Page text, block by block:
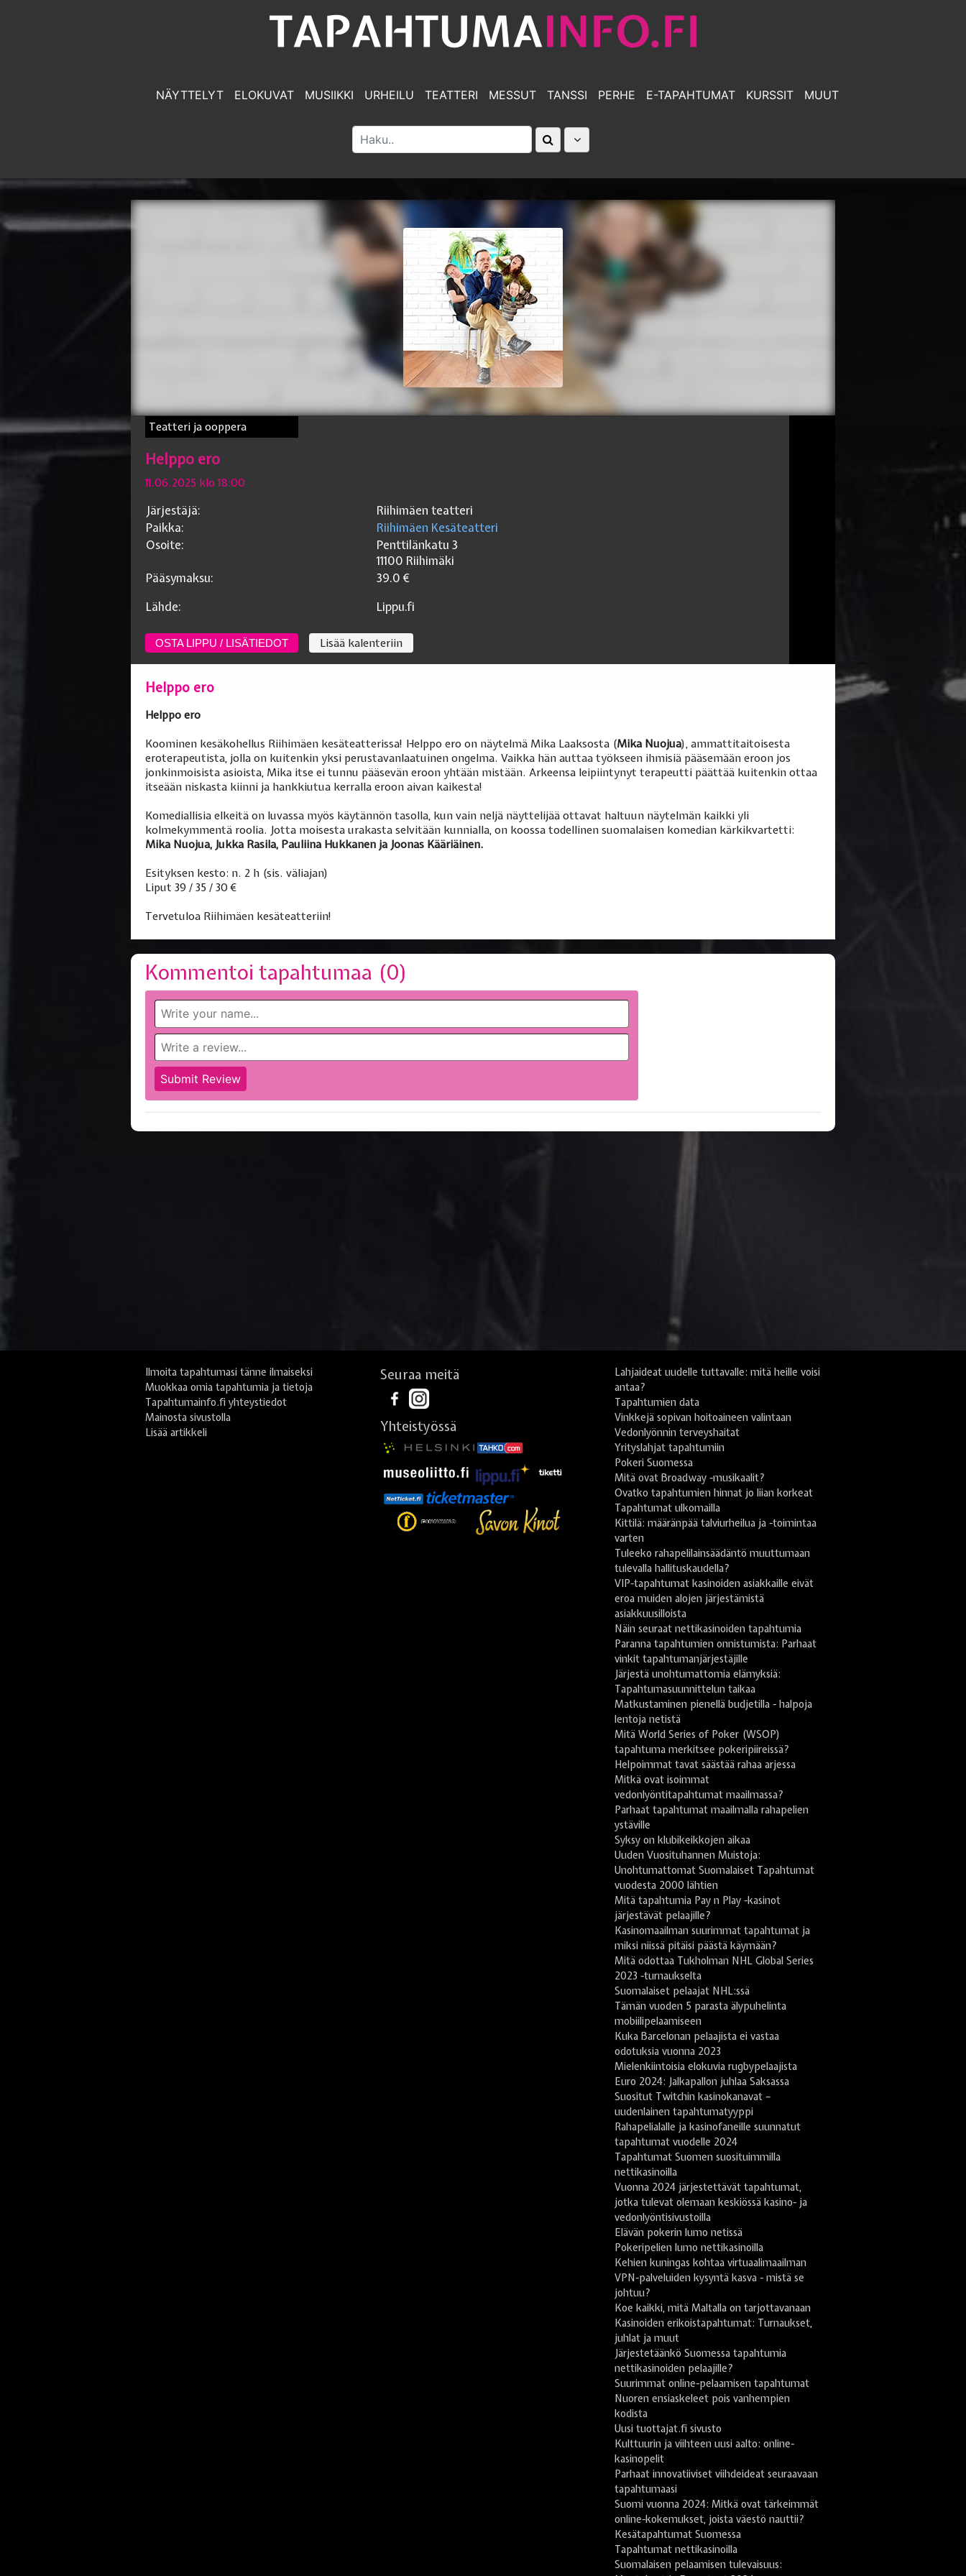
NÄYTTELYT ELOKUVAT MUSIIKKI URHEILU TEATTERI MESSUT TANSSI PERHE E-TAPAHTUMAT KURSSIT MUUT
Teatteri ja ooppera
Helppo ero
11.06.2025 klo 18:00
Järjestäjä:
Riihimäen teatteri
Paikka:
Riihimäen Kesäteatteri
Osoite:
Penttilänkatu 3
11100 Riihimäki
Pääsymaksu:
39.0 €
Lähde:
Lippu.fi
OSTA LIPPU / LISÄTIEDOT Lisää kalenteriin
Helppo ero
Helppo ero
Koominen kesäkohellus Riihimäen kesäteatterissa! Helppo ero on näytelmä Mika Laaksosta (Mika Nuojua), ammattitaitoisesta
eroterapeutista, jolla on kuitenkin yksi perustavanlaatuinen ongelma. Vaikka hän auttaa työkseen ihmisiä pääsemään eroon jos
jonkinmoisista asioista, Mika itse ei tunnu pääsevän eroon yhtään mistään. Arkeensa leipiintynyt terapeutti päättää kuitenkin ottaa
itseään niskasta kiinni ja hankkiutua kerralla eroon aivan kaikesta!
Komediallisia elkeitä on luvassa myös käytännön tasolla, kun vain neljä näyttelijää ottavat haltuun näytelmän kaikki yli
kolmekymmentä roolia. Jotta moisesta urakasta selvitään kunnialla, on koossa todellinen suomalaisen komedian kärkikvartetti:
Mika Nuojua, Jukka Rasila, Pauliina Hukkanen ja Joonas Kääriäinen.
Esityksen kesto: n. 2 h (sis. väliajan)
Liput 39 / 35 / 30 €
Tervetuloa Riihimäen kesäteatteriin!
Kommentoi tapahtumaa (0)
Ilmoita tapahtumasi tänne ilmaiseksi
Muokkaa omia tapahtumia ja tietoja
Tapahtumainfo.fi yhteystiedot
Mainosta sivustolla
Lisää artikkeli
Seuraa meitä
Yhteistyössä
Lahjaideat uudelle tuttavalle: mitä heille voisi
antaa?
Tapahtumien data
Vinkkejä sopivan hoitoaineen valintaan
Vedonlyönnin terveyshaitat
Yrityslahjat tapahtumiin
Pokeri Suomessa
Mitä ovat Broadway -musikaalit?
Ovatko tapahtumien hinnat jo liian korkeat
Tapahtumat ulkomailla
Kittilä: määränpää talviurheilua ja -toimintaa
varten
Tuleeko rahapelilainsäädäntö muuttumaan
tulevalla hallituskaudella?
VIP-tapahtumat kasinoiden asiakkaille eivät
eroa muiden alojen järjestämistä
asiakkuusilloista
Näin seuraat nettikasinoiden tapahtumia
Paranna tapahtumien onnistumista: Parhaat
vinkit tapahtumanjärjestäjille
Järjestä unohtumattomia elämyksiä:
Tapahtumasuunnittelun taikaa
Matkustaminen pienellä budjetilla - halpoja
lentoja netistä
Mitä World Series of Poker (WSOP)
tapahtuma merkitsee pokeripiireissä?
Helpoimmat tavat säästää rahaa arjessa
Mitkä ovat isoimmat
vedonlyöntitapahtumat maailmassa?
Parhaat tapahtumat maailmalla rahapelien
ystäville
Syksy on klubikeikkojen aikaa
Uuden Vuosituhannen Muistoja:
Unohtumattomat Suomalaiset Tapahtumat
vuodesta 2000 lähtien
Mitä tapahtumia Pay n Play -kasinot
järjestävät pelaajille?
Kasinomaailman suurimmat tapahtumat ja
miksi niissä pitäisi päästä käymään?
Mitä odottaa Tukholman NHL Global Series
2023 -turnaukselta
Suomalaiset pelaajat NHL:ssä
Tämän vuoden 5 parasta älypuhelinta
mobiilipelaamiseen
Kuka Barcelonan pelaajista ei vastaa
odotuksia vuonna 2023
Mielenkiintoisia elokuvia rugbypelaajista
Euro 2024: Jalkapallon juhlaa Saksassa
Suositut Twitchin kasinokanavat –
uudenlainen tapahtumatyyppi
Rahapelialalle ja kasinofaneille suunnatut
tapahtumat vuodelle 2024
Tapahtumat Suomen suosituimmilla
nettikasinoilla
Vuonna 2024 järjestettävät tapahtumat,
jotka tulevat olemaan keskiössä kasino- ja
vedonlyöntisivustoilla
Elävän pokerin lumo netissä
Pokeripelien lumo nettikasinoilla
Kehien kuningas kohtaa virtuaalimaailman
VPN-palveluiden kysyntä kasva - mistä se
johtuu?
Koe kaikki, mitä Maltalla on tarjottavanaan
Kasinoiden erikoistapahtumat: Turnaukset,
juhlat ja muut
Järjestetäänkö Suomessa tapahtumia
nettikasinoiden pelaajille?
Suurimmat online-pelaamisen tapahtumat
Nuoren ensiaskeleet pois vanhempien
kodista
Uusi tuottajat.fi sivusto
Kulttuurin ja viihteen uusi aalto: online-
kasinopelit
Parhaat innovatiiviset viihdeideat seuraavaan
tapahtumaasi
Suomi vuonna 2024: Mitkä ovat tärkeimmät
online-kokemukset, joista väestö nauttii?
Kesätapahtumat Suomessa
Tapahtumat nettikasinoilla
Suomalaisen pelaamisen tulevaisuus: